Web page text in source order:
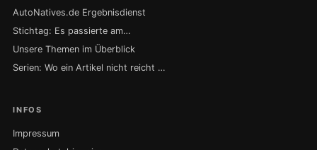
AutoNatives.de Ergebnisdienst
Stichtag: Es passierte am…
Unsere Themen im Überblick
Serien: Wo ein Artikel nicht reicht …
INFOS
Impressum